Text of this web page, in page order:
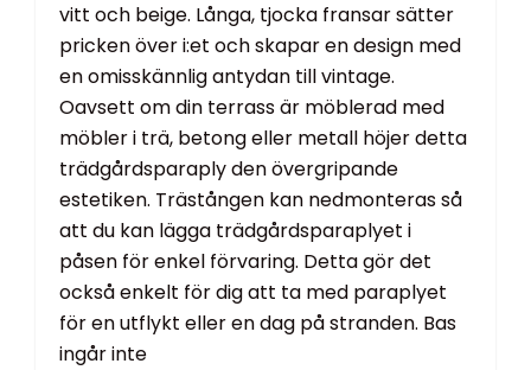
vitt och beige. Långa, tjocka fransar sätter
pricken över i:et och skapar en design med
en omisskännlig antydan till vintage.
Oavsett om din terrass är möblerad med
möbler i trä, betong eller metall höjer detta
trädgårdsparaply den övergripande
estetiken. Trästången kan nedmonteras så
att du kan lägga trädgårdsparaplyet i
påsen för enkel förvaring. Detta gör det
också enkelt för dig att ta med paraplyet
för en utflykt eller en dag på stranden. Bas
ingår inte